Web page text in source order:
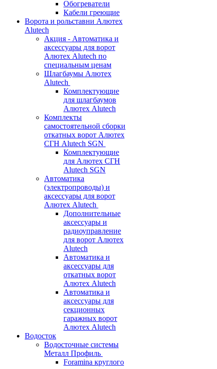
Обогреватели
Кабели греющие
Ворота и рольставни Алютех
Alutech
Акция - Автоматика и
аксессуары для ворот
Алютех Alutech по
специальным ценам
Шлагбаумы Алютех
Alutech
Комплектующие
для шлагбаумов
Алютех Alutech
Комплекты
самостоятельной сборки
откатных ворот Алютех
СГН Alutech SGN
Комплектующие
для Алютех СГН
Alutech SGN
Автоматика
(электропроводы) и
аксессуары для ворот
Алютех Alutech
Дополнительные
аксессуары и
радиоуправление
для ворот Алютех
Alutech
Автоматика и
аксессуары для
откатных ворот
Алютех Alutech
Автоматика и
аксессуары для
секционных
гаражных ворот
Алютех Alutech
Водосток
Водосточные системы
Металл Профиль
Foramina круглого